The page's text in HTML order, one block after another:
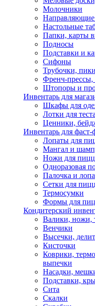
Молочники
Направляющие
Настольные
Папки, карты
Подносы
Подставки и
Сифоны
Трубочки,
Френч-прессы,
Штопоры и
Инвентарь для
Шкафы для
Лотки для теста
Ценники,
Инвентарь для фаст-
Лопаты для
Мангал и
Ножи для
Одноразовая
Палочка и
Сетки для
Термосумки
Формы для
Кондитерский
Валики, ножи,
Венчики
Высечки,
Кисточки
Коврики,
выпечки
Насадки,
Подставки,
Сита
Скалки